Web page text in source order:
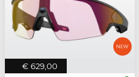
€ 629,00